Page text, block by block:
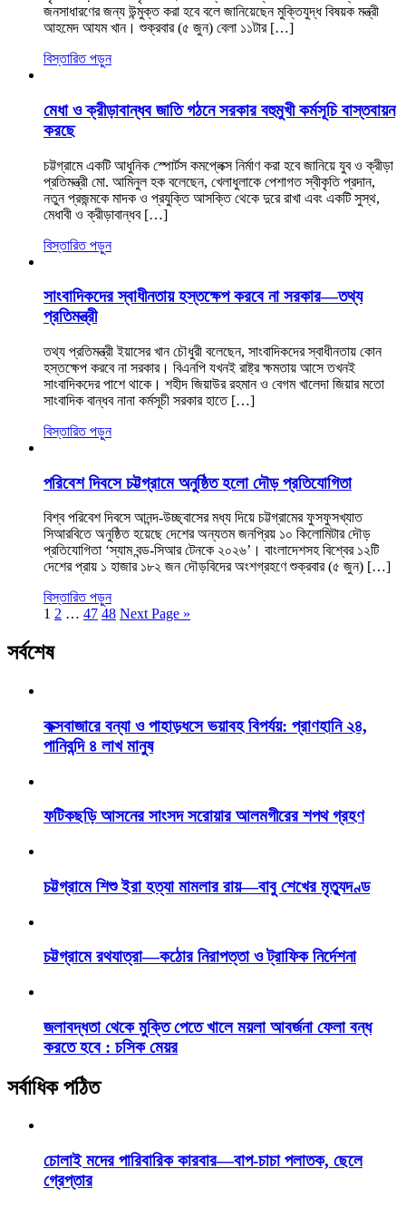
জনসাধারণের জন্য উন্মুক্ত করা হবে বলে জানিয়েছেন মুক্তিযুদ্ধ বিষয়ক মন্ত্রী
আহমেদ আযম খান। শুক্রবার (৫ জুন) বেলা ১১টার […]
বিস্তারিত পড়ুন
মেধা ও ক্রীড়াবান্ধব জাতি গঠনে সরকার বহুমুখী কর্মসূচি বাস্তবায়ন
করছে
চট্টগ্রামে একটি আধুনিক স্পোর্টস কমপ্লেক্স নির্মাণ করা হবে জানিয়ে যুব ও ক্রীড়া
প্রতিমন্ত্রী মো. আমিনুল হক বলেছেন, খেলাধুলাকে পেশাগত স্বীকৃতি প্রদান,
নতুন প্রজন্মকে মাদক ও প্রযুক্তি আসক্তি থেকে দুরে রাখা এবং একটি সুস্থ,
মেধাবী ও ক্রীড়াবান্ধব […]
বিস্তারিত পড়ুন
সাংবাদিকদের স্বাধীনতায় হস্তক্ষেপ করবে না সরকার—তথ্য
প্রতিমন্ত্রী
তথ্য প্রতিমন্ত্রী ইয়াসের খান চৌধুরী বলেছেন, সাংবাদিকদের স্বাধীনতায় কোন
হস্তক্ষেপ করবে না সরকার। বিএনপি যখনই রাষ্ট্র ক্ষমতায় আসে তখনই
সাংবাদিকদের পাশে থাকে। শহীদ জিয়াউর রহমান ও বেগম খালেদা জিয়ার মতো
সাংবাদিক বান্ধব নানা কর্মসূচী সরকার হাতে […]
বিস্তারিত পড়ুন
পরিবেশ দিবসে চট্টগ্রামে অনুষ্ঠিত হলো দৌড় প্রতিযোগিতা
বিশ্ব পরিবেশ দিবসে আনন্দ-উচ্ছ্বাসের মধ্য দিয়ে চট্টগ্রামের ফুসফুসখ্যাত
সিআরবিতে অনুষ্ঠিত হয়েছে দেশের অন্যতম জনপ্রিয় ১০ কিলোমিটার দৌড়
প্রতিযোগিতা ‘স্যাম বন্ড-সিআর টেনকে ২০২৬’। বাংলাদেশসহ বিশ্বের ১২টি
দেশের প্রায় ১ হাজার ১৮২ জন দৌড়বিদের অংশগ্রহণে শুক্রবার (৫ জুন) […]
বিস্তারিত পড়ুন
1 2 … 47 48 Next Page »
সর্বশেষ
কক্সবাজারে বন্যা ও পাহাড়ধসে ভয়াবহ বিপর্যয়: প্রাণহানি ২৪,
পানিবন্দি ৪ লাখ মানুষ
ফটিকছড়ি আসনের সাংসদ সরোয়ার আলমগীরের শপথ গ্রহণ
চট্টগ্রামে শিশু ইরা হত্যা মামলার রায়—বাবু শেখের মৃত্যুদণ্ড
চট্টগ্রামে রথযাত্রা—কঠোর নিরাপত্তা ও ট্রাফিক নির্দেশনা
জলাবদ্ধতা থেকে মুক্তি পেতে খালে ময়লা আবর্জনা ফেলা বন্ধ
করতে হবে : চসিক মেয়র
সর্বাধিক পঠিত
চোলাই মদের পারিবারিক কারবার—বাপ-চাচা পলাতক, ছেলে
গ্রেপ্তার